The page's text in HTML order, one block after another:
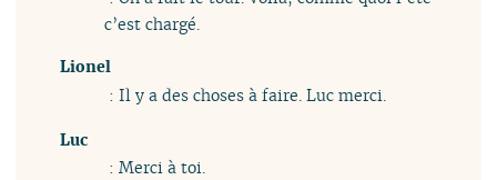
c’est chargé.
Lionel
: Il y a des choses à faire. Luc merci.
Luc
: Merci à toi.